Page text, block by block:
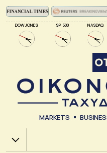
DOW JONES SP 500 NASDAQ
MARKETS
Χ.Α.